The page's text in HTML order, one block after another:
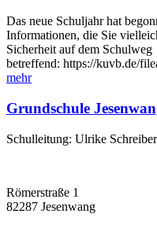
Das neue Schuljahr hat
Informationen, die Sie
Sicherheit auf dem Schulweg
betreffend: https://kuvb.de/
mehr
Grundschule
Schulleitung: Ulrike Schreiber
Römerstraße 1
82287 Jesenwang